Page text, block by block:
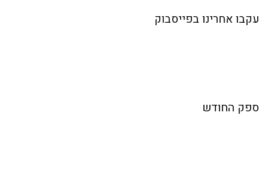
עקבו אחרינו בפייסבוק
ספק החודש